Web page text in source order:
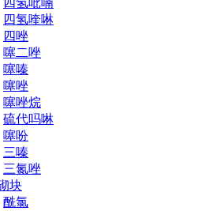
四氢吡喃
四氢喹啉
四唑
噻二唑
噻嗪
噻唑
噻唑烷
硫代吗啉
噻吩
三嗪
三氮唑
块
酰氯